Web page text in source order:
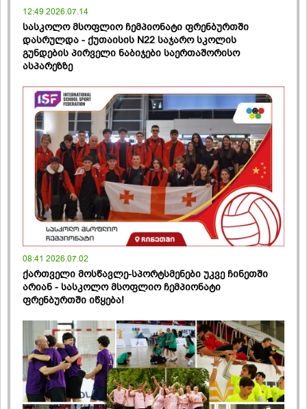
12:49 2026.07.14
სასკოლო მსოფლიო ჩემპიონატი ფრენბურთში
დასრულდა - ქუთაისის N22 საჯარო სკოლის
გუნდების პირველი ნაბიჯები საერთაშორისო
ასპარეზზე
08:41 2026.07.02
ქართველი მოსწავლე-სპორტსმენები უკვე ჩინეთში
არიან - სასკოლო მსოფლიო ჩემპიონატი
ფრენბურთში იწყება!